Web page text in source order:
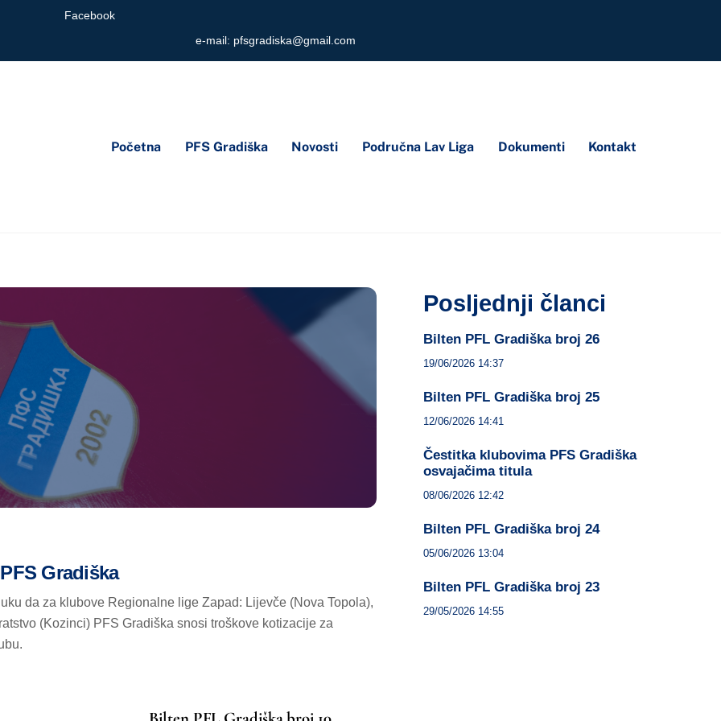
Facebook
e-mail: pfsgradiska@gmail.com
Početna PFS Gradiška Novosti Područna Lav Liga Dokumenti Kontakt
Gradiška
da za klubove Regionalne lige Zapad: Lijevče (Nova Topola),
(Kozinci) PFS Gradiška snosi troškove kotizacije za
Posljednji članci
Bilten PFL Gradiška broj 26
19/06/2026 14:37
Bilten PFL Gradiška broj 25
12/06/2026 14:41
Čestitka klubovima PFS Gradiška
osvajačima titula
08/06/2026 12:42
Bilten PFL Gradiška broj 24
05/06/2026 13:04
Bilten PFL Gradiška broj 23
29/05/2026 14:55